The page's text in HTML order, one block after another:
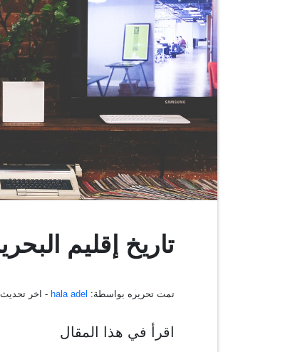
تاريخ إقليم
تمت تحريره بواسطة: hala adel - اخر
اقرأ في هذا المقال